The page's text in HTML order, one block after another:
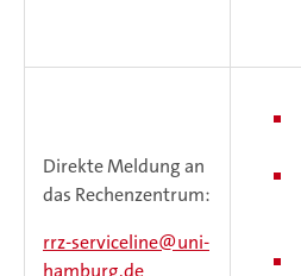
Direkte Meldung an
das Rechenzentrum:
rrz-serviceline
uni-
hamburg.de